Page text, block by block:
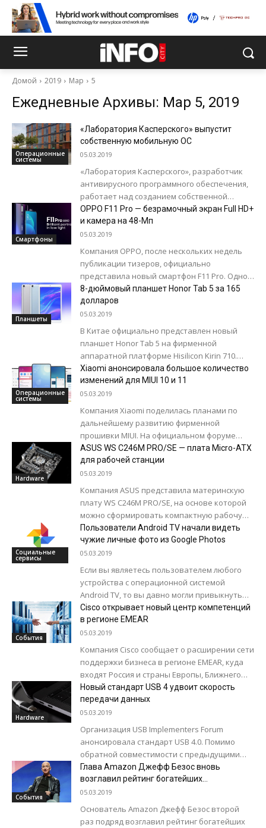
Домой 2019 Мар 5
Ежедневные Архивы: Мар 5, 2019
Операционные
системы
«Лаборатория Касперского» выпустит
собственную мобильную ОС
05.03.2019
«Лаборатория Касперского», разработчик
антивирусного программного обеспечения,
работает над созданием собственной
мобильной ОС с расширенными
возможностями защиты информации,
сообщает информагентство RNS со ссылкой
на источники,...
Смартфоны
OPPO F11 Pro — безрамочный экран Full HD+
и камера на 48-Мп
05.03.2019
Компания OPPO, после нескольких недель
публикации тизеров, официально
представила новый смартфон F11 Pro. Одной
из главных его особенностей стал почти
безрамочный экран без вырезов,...
Планшеты
8-дюймовый планшет Honor Tab 5 за 165
долларов
05.03.2019
В Китае официально представлен новый
планшет Honor Tab 5 на фирменной
аппаратной платформе Hisilicon Kirin 710.
Объемы памяти в базовой версии ценой 165
долларов -...
Операционные
системы
Xiaomi анонсировала большое количество
изменений для MIUI 10 и 11
05.03.2019
Компания Xiaomi поделилась планами по
дальнейшему развитию фирменной
прошивки MIUI. На официальном форуме
разработчики опубликовали список сотни
изменений, которые уже доступны в
китайской версии...
Hardware
ASUS WS C246M PRO/SE — плата Micro-ATX
для рабочей станции
05.03.2019
Компания ASUS представила материнскую
плату WS C246M PRO/SE, на основе которой
можно сформировать компактную рабочую
станцию, медиасервер или стриминговую
платформу. Новинка выполнена в формате
Micro-ATX...
Социальные
сервисы
Пользователи Android TV начали видеть
чужие личные фото из Google Photos
05.03.2019
Если вы являетесь пользователем любого
устройства с операционной системой
Android TV, то вы давно могли привыкнуть
видеть на экране телевизора в режиме
ожидания фотографии...
События
Cisco открывает новый центр компетенций
в регионе EMEAR
05.03.2019
Компания Cisco сообщает о расширении сети
поддержки бизнеса в регионе EMEAR, куда
входят Россия и страны Европы, Ближнего
Востока и Африки. С этой целью...
Hardware
Новый стандарт USB 4 удвоит скорость
передачи данных
05.03.2019
Организация USB Implementers Forum
анонсировала стандарт USB 4.0. Помимо
обратной совместимости с предыдущими
версиями, новая архитектура значительно
увеличит скорость передачи данных и
обеспечит возможность...
События
Глава Amazon Джефф Безос вновь
возглавил рейтинг богатейших
бизнесменов Forbes
05.03.2019
Основатель Amazon Джефф Безос второй
раз подряд возглавил рейтинг богатейших